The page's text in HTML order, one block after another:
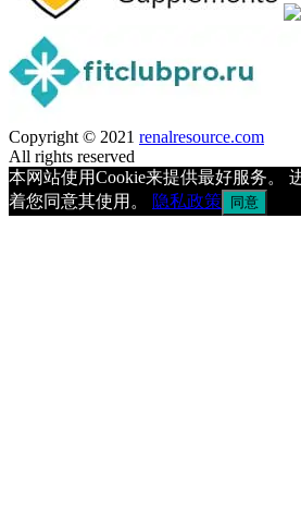
Copyright © 2021 renalresource.com
All rights reserved
本网站使用Cookie来提供最好服务。
着您同意其使用。
隐私政策 同意